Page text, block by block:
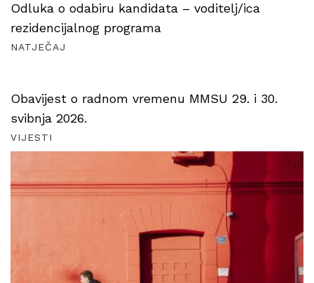
Odluka o odabiru kandidata – voditelj/ica
rezidencijalnog programa
NATJEČAJ
Obavijest o radnom vremenu MMSU 29. i 30.
svibnja 2026.
VIJESTI